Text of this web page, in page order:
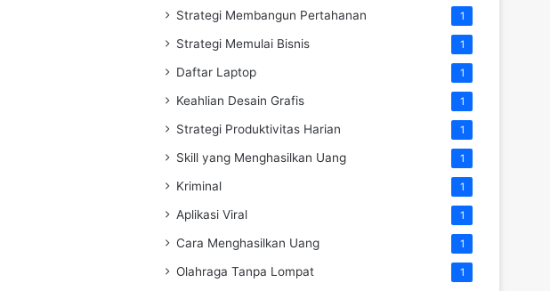
Strategi Membangun Pertahanan 1
Strategi Memulai Bisnis 1
Daftar Laptop 1
Keahlian Desain Grafis 1
Strategi Produktivitas Harian 1
Skill yang Menghasilkan Uang 1
Kriminal 1
Aplikasi Viral 1
Cara Menghasilkan Uang 1
Olahraga Tanpa Lompat 1